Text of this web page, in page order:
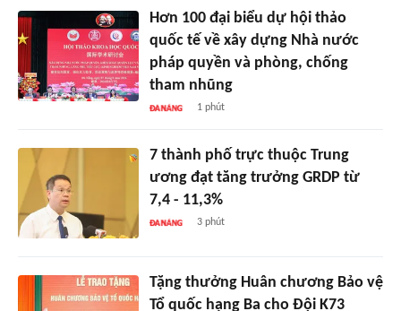
Hơn 100 đại biểu dự hội thảo
quốc tế về xây dựng Nhà nước
pháp quyền và phòng, chống
tham nhũng
1 phút
7 thành phố trực thuộc Trung
ương đạt tăng trưởng GRDP từ
7,4 - 11,3%
3 phút
Tặng thưởng Huân chương Bảo vệ
Tổ quốc hạng Ba cho Đội K73